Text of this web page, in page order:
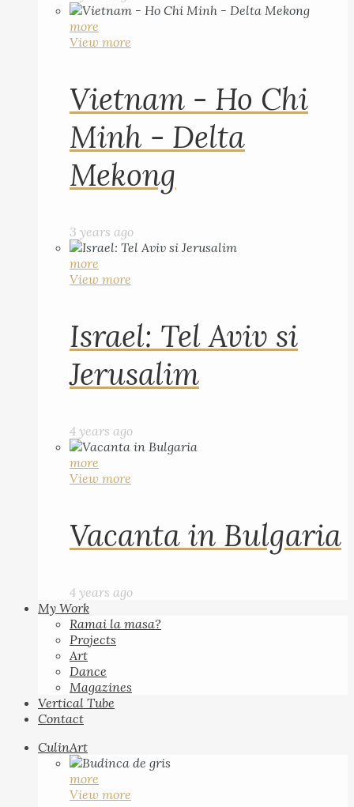
more
View more
Vietnam - Ho Chi
Minh - Delta
Mekong
3 years ago
more
View more
Israel: Tel Aviv si
Jerusalim
4 years ago
more
View more
Vacanta in Bulgaria
4 years ago
My Work
Ramai la masa?
Projects
Art
Dance
Magazines
Vertical Tube
Contact
CulinArt
more
View more